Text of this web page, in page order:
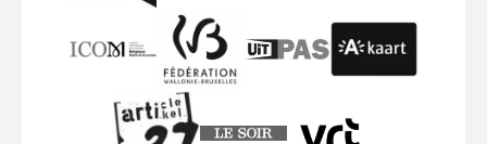
FWB